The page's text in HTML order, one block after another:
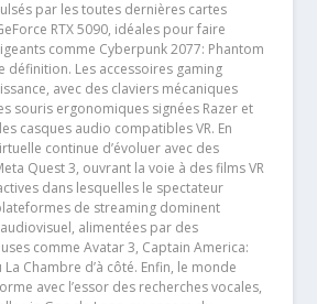
par les toutes dernières cartes
RTX 5090, idéales pour faire
comme Cyberpunk 2077: Phantom
définition. Les accessoires gaming
avec des claviers mécaniques
souris ergonomiques signées Razer et
casques audio compatibles VR. En
continue d’évoluer avec des
Quest 3, ouvrant la voie à des films VR
dans lesquelles le spectateur
de streaming dominent
alimentées par des
comme Avatar 3, Captain America:
Chambre d’à côté. Enfin, le monde
avec l’essor des recherches vocales,